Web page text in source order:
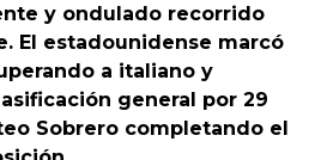
y ondulado recorrido
El estadounidense marcó
a italiano y
general por 29
Sobrero completando el